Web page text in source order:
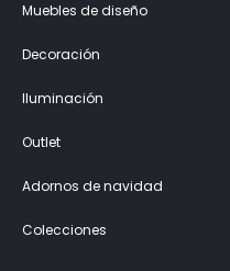
Muebles de diseño
Decoración
Iluminación
Outlet
Adornos de navidad
Colecciones